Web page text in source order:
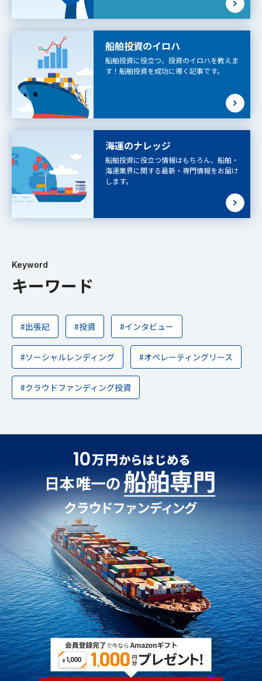
船舶投資のイロハ
船舶投資に役立つ、投資のイロハを教えま
す！船舶投資を成功に導く記事です。
海運のナレッジ
船舶投資に役立つ情報はもちろん、船舶・
海運業界に関する最新・専門情報をお届け
します。
Keyword
キーワード
#出張記 #投資 #インタビュー
#ソーシャルレンディング #オペレーティングリース
#クラウドファンディング投資